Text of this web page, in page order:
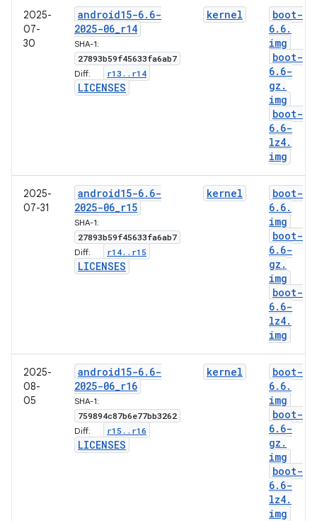
2025-
07-
30
android15-6. 6-
2025-06_r14
SHA-1:
27893b59f45633fa6ab7
Diff: r13 . . r14
LICENSES
kernel
boot-
6. 6.
img
boot-
6. 6-
gz .
img
boot-
6. 6-
lz4.
img
2025-
07-31
android15-6. 6-
2025-06_r15
SHA-1:
27893b59f45633fa6ab7
Diff: r14. . r15
LICENSES
kernel
boot-
6. 6.
img
boot-
6. 6-
gz .
img
boot-
6. 6-
lz4.
img
2025-
08-
05
android15-6. 6-
2025-06_r16
SHA-1:
759894c87b6e77bb3262
Diff: r15 . . r16
LICENSES
kernel
boot-
6. 6.
img
boot-
6. 6-
gz .
img
boot-
6. 6-
lz4.
img